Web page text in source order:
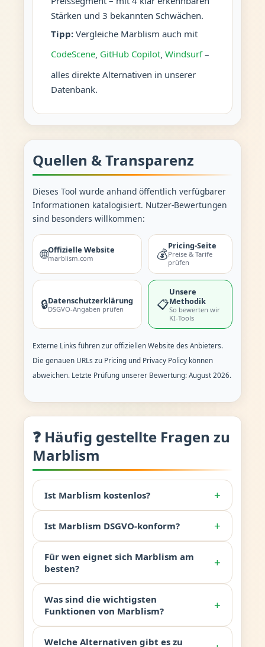
Stärken und 3 bekannten Schwächen.
Tipp:Vergleiche Marblism auch mit
CodeScene, GitHub Copilot, Windsurf–
alles direkte Alternativen in unserer
Datenbank.
Quellen & Transparenz
Dieses Tool wurde anhand öffentlich verfügbarer
Informationen katalogisiert. Nutzer-Bewertungen
sind besonders willkommen:
🌐Offizielle Website
marblism.com 💰
Pricing-Seite
Preise & Tarife
prüfen
🔒Datenschutzerklärung
DSGVO-Angaben prüfen 📋
Unsere
Methodik
So bewerten wir
KI-Tools
Externe Links führen zur offiziellen Website des Anbieters.
Die genauen URLs zu Pricing und Privacy Policy können
abweichen. Letzte Prüfung unserer Bewertung: August 2026.
❓ Häufig gestellte Fragen zu
Marblism
Ist Marblism kostenlos? +
Ist Marblism DSGVO-konform? +
Für wen eignet sich Marblism am
besten?
+
Was sind die wichtigsten
Funktionen von Marblism?
+
Welche Alternativen gibt es zu